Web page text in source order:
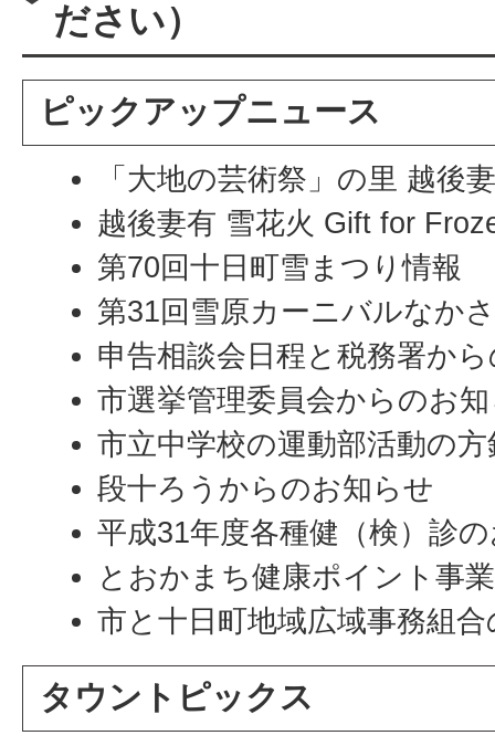
ださい）
ピックアップニュース
「大地の芸術祭」の里 越後
越後妻有 雪花火 Gift for
第70回十日町雪まつり情報
第31回雪原カーニバルなか
申告相談会日程と税務署か
市選挙管理委員会からのお
市立中学校の運動部活動の
段十ろうからのお知らせ
平成31年度各種健（検）診
とおかまち健康ポイント事業
市と十日町地域広域事務組
タウントピックス